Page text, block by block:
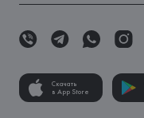
Скачать
в App Store